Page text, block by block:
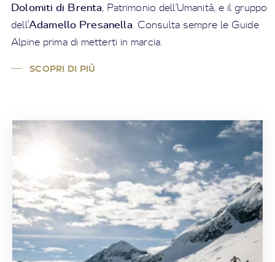
Dolomiti di Brenta, Patrimonio dell'Umanità, e il gruppo
dell'Adamello Presanella. Consulta sempre le Guide
Alpine prima di metterti in marcia.
SCOPRI DI PIÙ